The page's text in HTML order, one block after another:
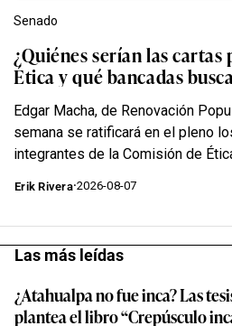
Senado
¿Quiénes serían las
Ética y qué bancadas
Edgar Macha, de Renovación
semana se ratificará en el pleno
integrantes de la Comisión de
Erik Rivera·2026-08-07
Las más leídas
¿Atahualpa no fue inca? Las
plantea el libro “Crepúsculo